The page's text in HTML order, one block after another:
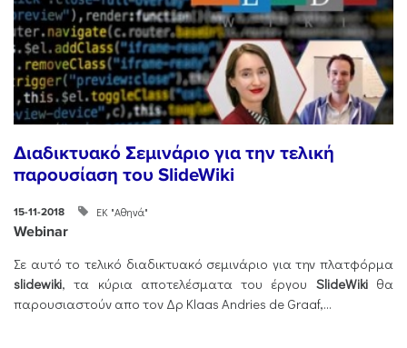
Διαδικτυακό Σεμινάριο για την τελική
παρουσίαση του SlideWiki
15-11-2018 ΕΚ "Αθηνά"
Webinar
Σε αυτό το τελικό διαδικτυακό σεμινάριο για την πλατφόρμα
slidewiki, τα κύρια αποτελέσματα του έργου SlideWiki θα
παρουσιαστούν απο τον Δρ Klaas Andries de Graaf,...